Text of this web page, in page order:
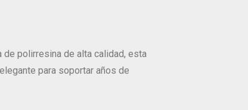
de polirresina de alta calidad, esta
para soportar años de